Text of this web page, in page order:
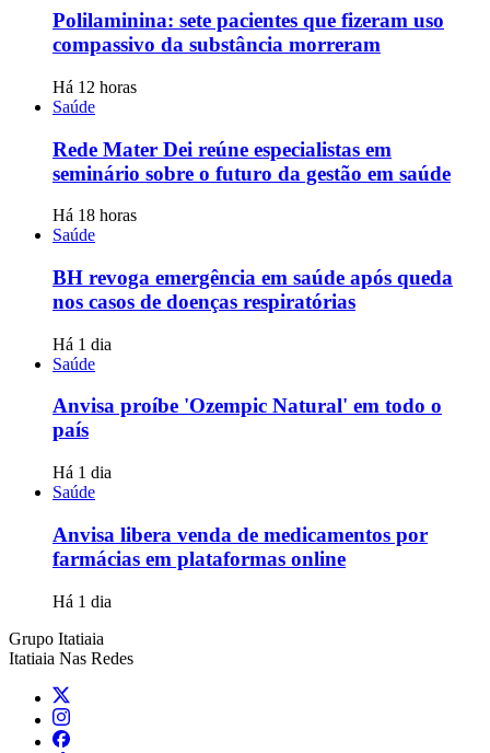
Polilaminina: sete pacientes que fizeram uso
compassivo da substância morreram
Há 12 horas
Saúde
Rede Mater Dei reúne especialistas em
seminário sobre o futuro da gestão em saúde
Há 18 horas
Saúde
BH revoga emergência em saúde após queda
nos casos de doenças respiratórias
Há 1 dia
Saúde
Anvisa proíbe 'Ozempic Natural' em todo o
país
Há 1 dia
Saúde
Anvisa libera venda de medicamentos por
farmácias em plataformas online
Há 1 dia
Grupo Itatiaia
Itatiaia Nas Redes